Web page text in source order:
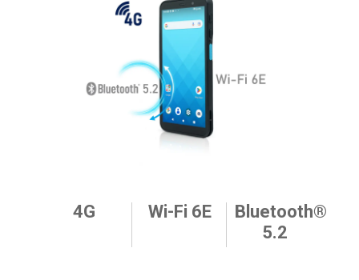
4G Wi-Fi 6E
Bluetooth®
5.2